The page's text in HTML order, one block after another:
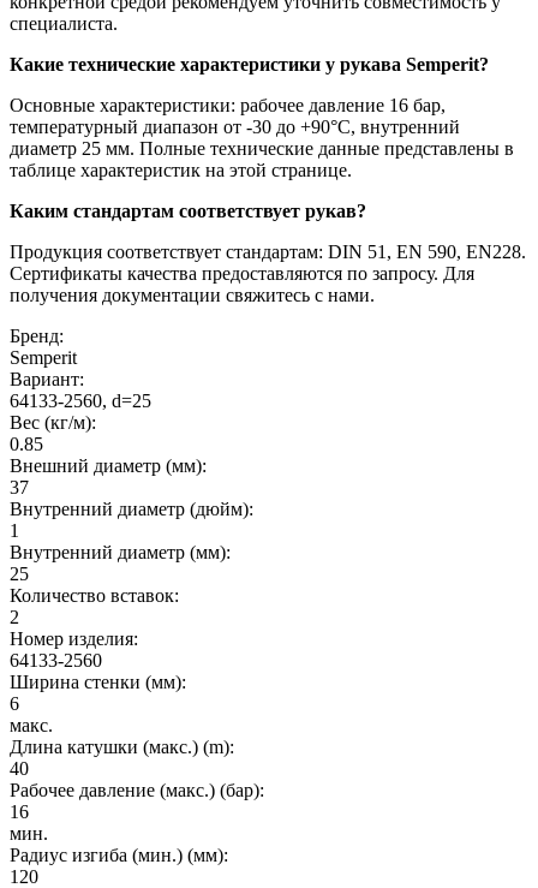
специалиста.
Какие технические характеристики у рукава Semperit?
Основные характеристики: рабочее давление 16 бар,
температурный диапазон от -30 до +90°C, внутренний
диаметр 25 мм. Полные технические данные представлены в
таблице характеристик на этой странице.
Каким стандартам соответствует рукав?
Продукция соответствует стандартам: DIN 51, EN 590, EN228.
Сертификаты качества предоставляются по запросу. Для
получения документации свяжитесь с нами.
Бренд:
Semperit
Вариант:
64133-2560, d=25
Вес (кг/м):
0.85
Внешний диаметр (мм):
37
Внутренний диаметр (дюйм):
1
Внутренний диаметр (мм):
25
Количество вставок:
2
Номер изделия:
64133-2560
Ширина стенки (мм):
6
макс.
Длина катушки (макс.) (m):
40
Рабочее давление (макс.) (бар):
16
мин.
Радиус изгиба (мин.) (мм):
120